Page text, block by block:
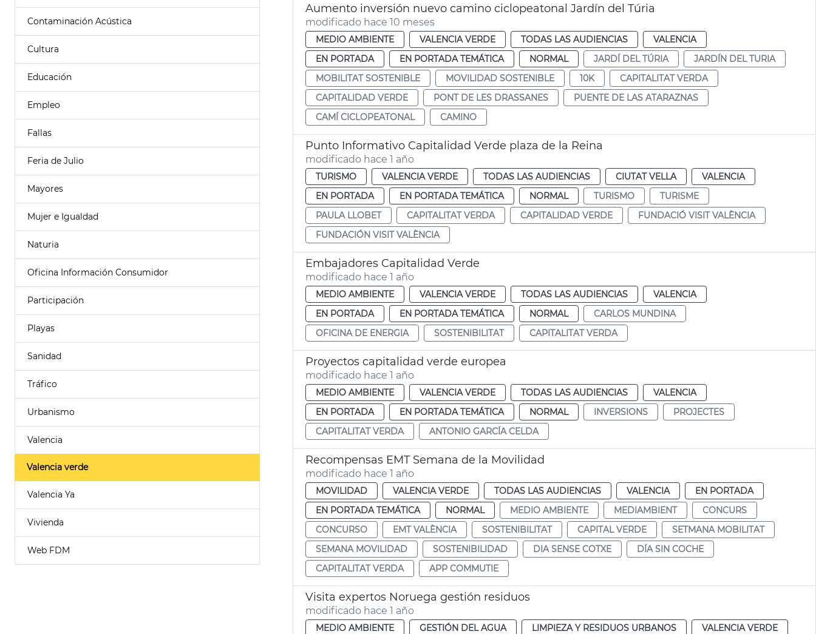
Contaminación Acústica
Cultura
Educación
Empleo
Fallas
Feria de Julio
Mayores
Mujer e Igualdad
Naturia
Oficina Información Consumidor
Participación
Playas
Sanidad
Tráfico
Urbanismo
Valencia
Valencia verde
Valencia Ya
Vivienda
Web FDM
Aumento inversión nuevo camino ciclopeatonal Jardín del Túria
modificado hace 10 meses
MEDIO AMBIENTE VALENCIA VERDE TODAS LAS AUDIENCIAS
VALENCIA
EN PORTADA
EN PORTADA TEMÁTICA NORMAL JARDÍ DEL TÚRIA
JARDÍN DEL TURIA
MOBILITAT SOSTENIBLE
MOVILIDAD SOSTENIBLE 10K
CAPITALITAT VERDA
CAPITALIDAD VERDE
PONT DE LES DRASSANES
PUENTE DE LAS ATARAZNAS
CAMÍ CICLOPEATONAL
CAMINO
Punto Informativo Capitalidad Verde plaza de la Reina
modificado hace 1 año
TURISMO VALENCIA VERDE TODAS LAS AUDIENCIAS CIUTAT VELLA
VALENCIA
EN PORTADA
EN PORTADA TEMÁTICA NORMAL TURISMO
TURISME
PAULA LLOBET
CAPITALITAT VERDA CAPITALIDAD VERDE
FUNDACIÓ VISIT VALÈNCIA
FUNDACIÓN VISIT VALÈNCIA
Embajadores Capitalidad Verde
modificado hace 1 año
MEDIO AMBIENTE VALENCIA VERDE TODAS LAS AUDIENCIAS
VALENCIA
EN PORTADA
EN PORTADA TEMÁTICA NORMAL
CARLOS MUNDINA
OFICINA DE ENERGIA
SOSTENIBILITAT CAPITALITAT VERDA
Proyectos capitalidad verde europea
modificado hace 1 año
MEDIO AMBIENTE VALENCIA VERDE TODAS LAS AUDIENCIAS
VALENCIA
EN PORTADA
EN PORTADA TEMÁTICA NORMAL INVERSIONS
PROJECTES
CAPITALITAT VERDA
ANTONIO GARCÍA CELDA
Recompensas EMT Semana de la Movilidad
modificado hace 1 año
MOVILIDAD VALENCIA VERDE TODAS LAS AUDIENCIAS VALENCIA
EN PORTADA
EN PORTADA TEMÁTICA
NORMAL MEDIO AMBIENTE MEDIAMBIENT
CONCURS
CONCURSO
EMT VALÈNCIA SOSTENIBILITAT CAPITAL VERDE
SETMANA MOBILITAT
SEMANA MOVILIDAD
SOSTENIBILIDAD DIA SENSE COTXE
DÍA SIN COCHE
CAPITALITAT VERDA
APP COMMUTIE
Visita expertos Noruega gestión residuos
modificado hace 1 año
MEDIO AMBIENTE GESTIÓN DEL AGUA LIMPIEZA Y RESIDUOS URBANOS
VALENCIA VERDE